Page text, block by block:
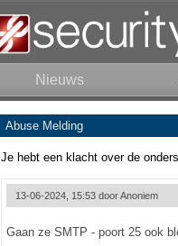
Nieuws
Abuse Melding
Je hebt een klacht over de
13-06-2024, 15:53 doorAnoniem
Gaan ze SMTP - poort 25 ook